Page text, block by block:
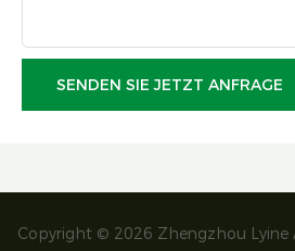
SENDEN SIE JETZT ANFRAGE
Copyright © 2026 Zhengzhou Lyine